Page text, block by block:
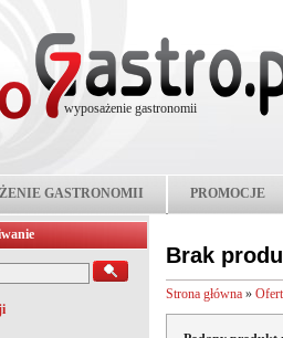
wyposażenie gastronomii
GASTRONOMII PROMOCJE
Brak
Strona główna »